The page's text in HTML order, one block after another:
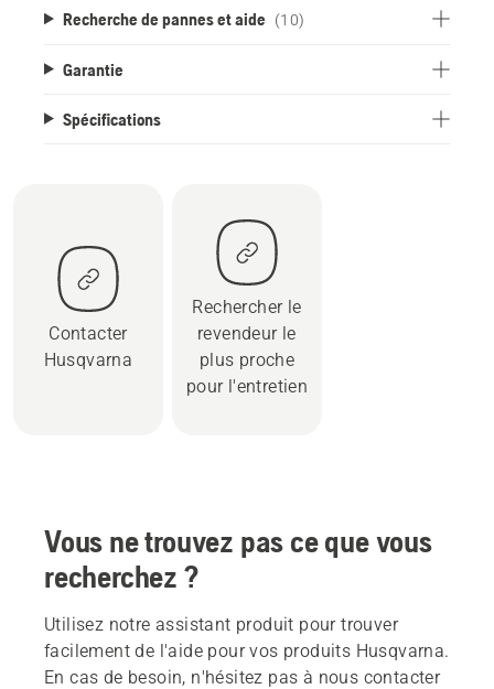
Recherche de pannes et aide (10)
Garantie
Spécifications
Contacter
Husqvarna
Rechercher le
revendeur le
plus proche
pour l'entretien
Vous ne trouvez pas ce que vous
recherchez ?
Utilisez notre assistant produit pour trouver
facilement de l'aide pour vos produits Husqvarna.
En cas de besoin, n'hésitez pas à nous contacter